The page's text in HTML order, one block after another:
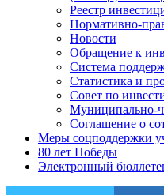
Реестр
Нормативно-
Новости
Обращение к
Система
Статистика и
Совет по
Муниципально-
Соглашение о
Меры соцподдержки
80 лет Победы
Электронный